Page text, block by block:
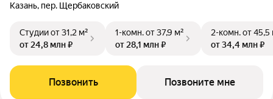
Казань, пер. Щербаковский
Студииот 31,2 м²
от 24,8 млн ₽
1-комн.от 37,9 м²
от 28,1 млн ₽
2-комн.от 45,5
от 34,4 млн ₽
Позвонить Позвоните мне